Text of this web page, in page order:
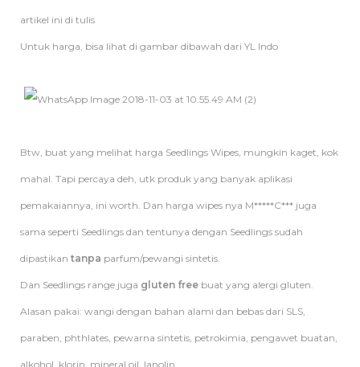
artikel ini di tulis
Untuk harga, bisa lihat di gambar dibawah dari YL Indo
Btw, buat yang melihat harga Seedlings Wipes, mungkin kaget, kok
mahal. Tapi percaya deh, utk produk yang banyak aplikasi
pemakaiannya, ini worth. Dan harga wipes nya M*****C*** juga
sama seperti Seedlings dan tentunya dengan Seedlings sudah
dipastikan tanpa parfum/pewangi sintetis.
Dan Seedlings range juga gluten free buat yang alergi gluten.
Alasan pakai: wangi dengan bahan alami dan bebas dari SLS,
paraben, phthlates, pewarna sintetis, petrokimia, pengawet buatan,
alkohol, klorin, mineral oil, lanolin